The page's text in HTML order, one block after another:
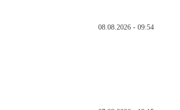
08.08.2026 - 09:54